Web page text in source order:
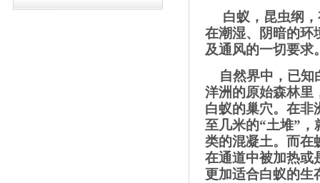
白蚁，昆虫纲
在潮湿、阴暗的环
及通风的一切要求
自然界中，已知
洋洲的原始森林里
白蚁的巢穴。在非
至几米的“土堆”，
类的混凝土。而在
在通道中被加热或
更加适合白蚁的生